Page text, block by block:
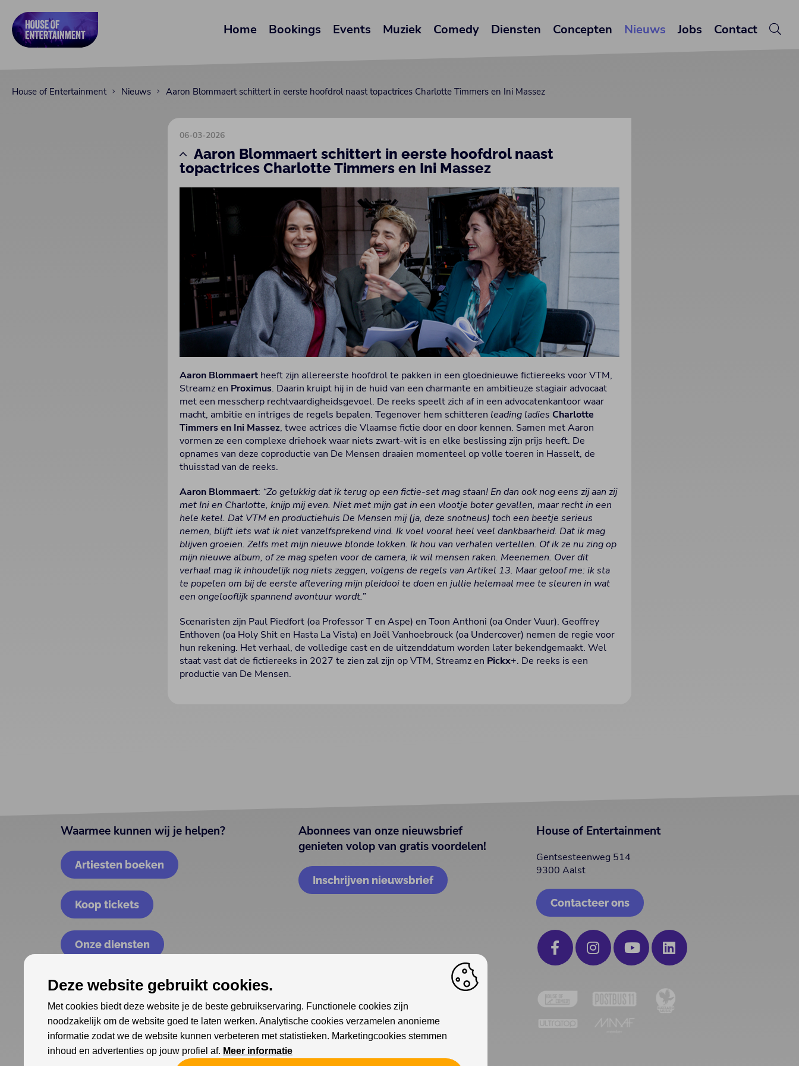
Home Bookings Events Muziek Comedy Diensten Concepten Nieuws Jobs Contact
House of Entertainment Nieuws Aaron Blommaert schittert in eerste hoofdrol naast topactrices Charlotte Timmers en Ini Massez
06-03-2026
Aaron Blommaert schittert in eerste hoofdrol naast
topactrices Charlotte Timmers en Ini Massez
Aaron Blommaert heeft zijn allereerste hoofdrol te pakken in een gloednieuwe fictiereeks voor VTM,
Streamz en Proximus. Daarin kruipt hij in de huid van een charmante en ambitieuze stagiair advocaat
met een messcherp rechtvaardigheidsgevoel. De reeks speelt zich af in een advocatenkantoor waar
macht, ambitie en intriges de regels bepalen. Tegenover hem schitteren leading ladies Charlotte
Timmers en Ini Massez, twee actrices die Vlaamse fictie door en door kennen. Samen met Aaron
vormen ze een complexe driehoek waar niets zwart-wit is en elke beslissing zijn prijs heeft. De
opnames van deze coproductie van De Mensen draaien momenteel op volle toeren in Hasselt, de
thuisstad van de reeks.
Aaron Blommaert: “Zo gelukkig dat ik terug op een fictie-set mag staan! En dan ook nog eens zij aan zij
met Ini en Charlotte, knijp mij even. Niet met mijn gat in een vlootje boter gevallen, maar recht in een
hele ketel. Dat VTM en productiehuis De Mensen mij (ja, deze snotneus) toch een beetje serieus
nemen, blijft iets wat ik niet vanzelfsprekend vind. Ik voel vooral heel veel dankbaarheid. Dat ik mag
blijven groeien. Zelfs met mijn nieuwe blonde lokken. Ik hou van verhalen vertellen. Of ik ze nu zing op
mijn nieuwe album, of ze mag spelen voor de camera, ik wil mensen raken. Meenemen. Over dit
verhaal mag ik inhoudelijk nog niets zeggen, volgens de regels van Artikel 13. Maar geloof me: ik sta
te popelen om bij de eerste aflevering mijn pleidooi te doen en jullie helemaal mee te sleuren in wat
een ongelooflijk spannend avontuur wordt.”
Scenaristen zijn Paul Piedfort (oa Professor T en Aspe) en Toon Anthoni (oa Onder Vuur). Geoffrey
Enthoven (oa Holy Shit en Hasta La Vista) en Joël Vanhoebrouck (oa Undercover) nemen de regie voor
hun rekening. Het verhaal, de volledige cast en de uitzenddatum worden later bekendgemaakt. Wel
staat vast dat de fictiereeks in 2027 te zien zal zijn op VTM, Streamz en Pickx+. De reeks is een
productie van De Mensen.
Waarmee kunnen wij je helpen?
Artiesten boeken
Koop tickets
Onze diensten
Abonnees van onze nieuwsbrief
genieten volop van gratis voordelen!
Inschrijven nieuwsbrief
House of Entertainment
Gentsesteenweg 514
9300 Aalst
Contacteer ons
Deze website gebruikt cookies.
Met cookies biedt deze website je de beste gebruikservaring. Functionele cookies zijn
noodzakelijk om de website goed te laten werken. Analytische cookies verzamelen anonieme
informatie zodat we de website kunnen verbeteren met statistieken. Marketingcookies stemmen
inhoud en advertenties op jouw profiel af. Meer informatie